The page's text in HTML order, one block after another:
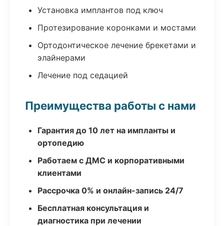
Установка имплантов под ключ
Протезирование коронками и мостами
Ортодонтическое лечение брекетами и
элайнерами
Лечение под седацией
Преимущества работы с нами
Гарантия до 10 лет на импланты и
ортопедию
Работаем с ДМС и корпоративными
клиентами
Рассрочка 0% и онлайн-запись 24/7
Бесплатная консультация и
диагностика при лечении